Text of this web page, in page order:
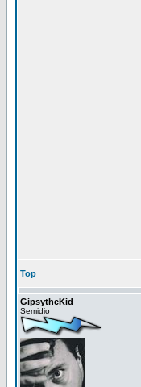
Top
GipsytheKid
Semidio